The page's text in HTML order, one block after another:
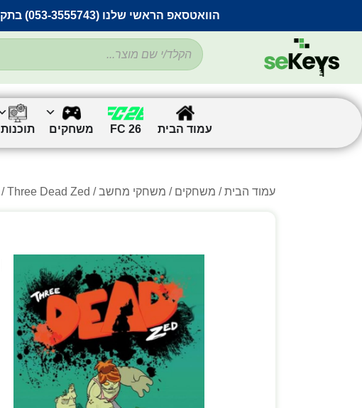
הוואטסאפ הראשי שלנו (053-3555743) בתקלה זמנית
עמוד הבית FC 26 משחקים תוכנות
עמוד הבית/ משחקים / משחקי מחשב / / Three Dead Zed – למחשב